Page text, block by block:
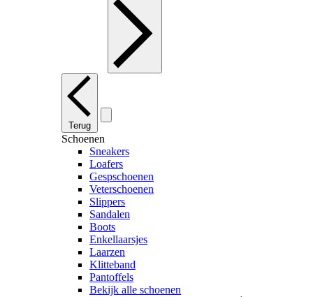
Terug
Schoenen
Sneakers
Loafers
Gespschoenen
Veterschoenen
Slippers
Sandalen
Boots
Enkellaarsjes
Laarzen
Klitteband
Pantoffels
Bekijk alle schoenen